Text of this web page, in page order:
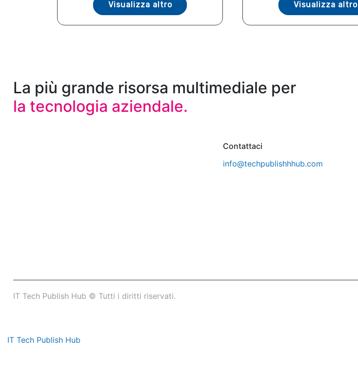
Visualizza altro Visualizza altro
La più grande risorsa multimediale per
la tecnologia aziendale.
Contattaci
info@techpublishhhub.com
IT Tech Publish Hub © Tutti i diritti riservati.
IT Tech Publish Hub